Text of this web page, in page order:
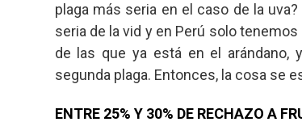
plaga más seria en el caso de la
seria de la vid y en Perú solo
de las que ya está en el arándano,
segunda plaga. Entonces, la cosa se
ENTRE 25% Y 30% DE RECHAZO A